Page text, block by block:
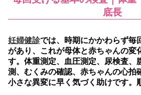
底長
妊婦健診では、時期にかかわらず毎
があり、これが母体と赤ちゃんの変
す。 体重測定、血圧測定、尿検査、
測、むくみの確認、赤ちゃんの心拍
小さな異変に早く気づく助けです。